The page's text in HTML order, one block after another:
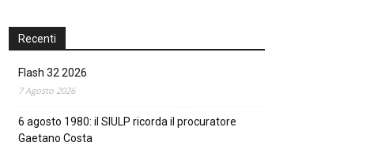
Recenti
Flash 32 2026
7 Agosto 2026
6 agosto 1980: il SIULP ricorda il procuratore
Gaetano Costa